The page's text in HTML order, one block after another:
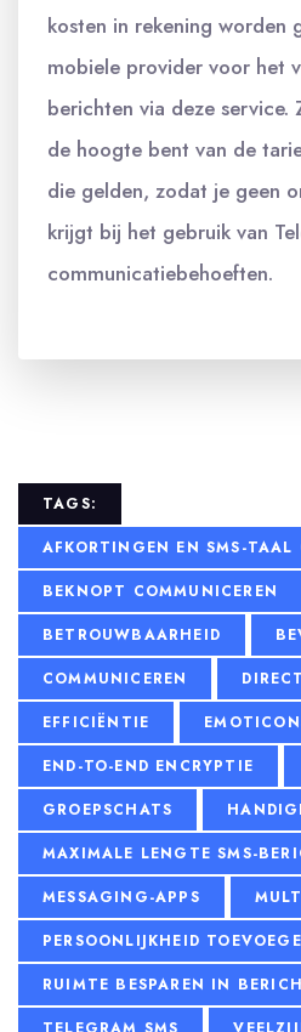
kosten in rekening worden
mobiele provider voor het
berichten via deze
de hoogte bent van de
die gelden, zodat je geen
krijgt bij het gebruik van
communicatiebehoeften.
TAGS:
AFKORTINGEN EN SMS-TAAL
BEKNOPT COMMUNICEREN
BETROUWBAARHEID
COMMUNICEREN
EFFICIËNTIE
END-TO-END ENCRYPTIE
GROEPSCHATS
MAXIMALE LENGTE SMS-
MESSAGING-APPS
PERSOONLIJKHEID
RUIMTE BESPAREN IN